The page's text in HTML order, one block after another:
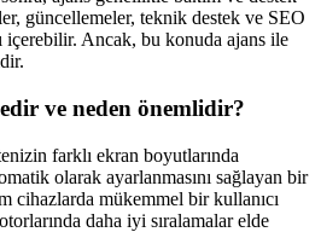
güncellemeler, teknik destek ve SEO
Ancak, bu konuda ajans ile
ve neden önemlidir?
farklı ekran boyutlarında
olarak ayarlanmasını sağlayan bir
cihazlarda mükemmel bir kullanıcı
daha iyi sıralamalar elde